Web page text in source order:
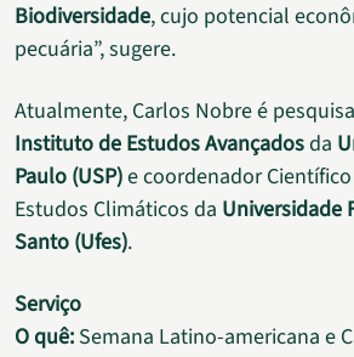
Biodiversidade, cujo potencial
pecuária”, sugere.
Atualmente, Carlos Nobre é
Instituto de Estudos Avançadosda
Paulo (USP)e coordenador
Estudos Climáticos da Universidade
Santo (Ufes).
Serviço
O quê: Semana Latino-americana e